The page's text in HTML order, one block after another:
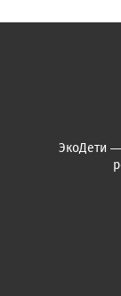
ЭкоДети